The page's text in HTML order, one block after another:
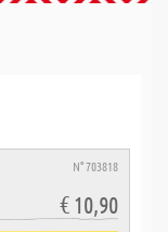
N° 703818
€ 10,90